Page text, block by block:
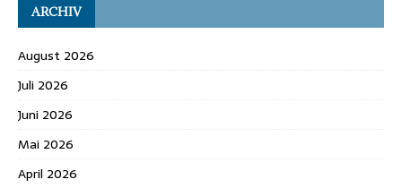
ARCHIV
August 2026
Juli 2026
Juni 2026
Mai 2026
April 2026